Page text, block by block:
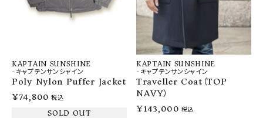
KAPTAIN SUNSHINE
-キャプテンサンシャイン
Poly Nylon Puffer Jacket
¥74,800 税込
SOLD OUT
KAPTAIN SUNSHINE
-キャプテンサンシャイン
Traveller Coat（TOP
NAVY）
¥143,000 税込